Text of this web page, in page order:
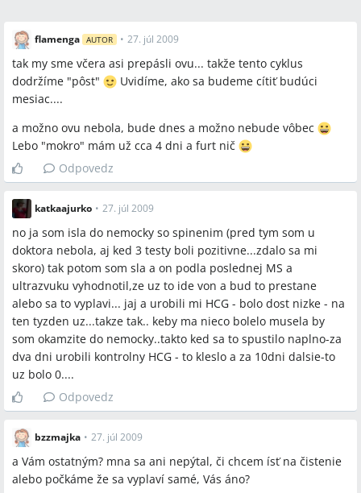
flamenga AUTOR • 27. júl 2009
tak my sme včera asi prepásli ovu... takže tento cyklus
dodržíme "pôst"
Uvidíme, ako sa budeme cítiť budúci
mesiac....
a možno ovu nebola, bude dnes a možno nebude vôbec
Lebo "mokro" mám už cca 4 dni a furt nič
Odpovedz
katkaajurko • 27. júl 2009
no ja som isla do nemocky so spinenim (pred tym som u
doktora nebola, aj ked 3 testy boli pozitivne...zdalo sa mi
skoro) tak potom som sla a on podla poslednej MS a
ultrazvuku vyhodnotil,ze uz to ide von a bud to prestane
alebo sa to vyplavi... jaj a urobili mi HCG - bolo dost nizke - na
ten tyzden uz...takze tak.. keby ma nieco bolelo musela by
som okamzite do nemocky..takto ked sa to spustilo naplno-za
dva dni urobili kontrolny HCG - to kleslo a za 10dni dalsie-to
uz bolo 0....
Odpovedz
bzzmajka • 27. júl 2009
a Vám ostatným? mna sa ani nepýtal, či chcem ísť na čistenie
alebo počkáme že sa vyplaví samé, Vás áno?